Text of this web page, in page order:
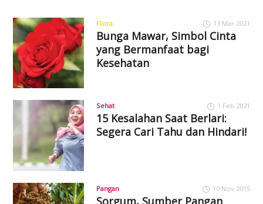
Flora 13 Mar 2021
Bunga Mawar, Simbol Cinta
yang Bermanfaat bagi
Kesehatan
Sehat 1 Feb 2021
15 Kesalahan Saat Berlari:
Segera Cari Tahu dan Hindari!
Pangan 10 Nov 2015